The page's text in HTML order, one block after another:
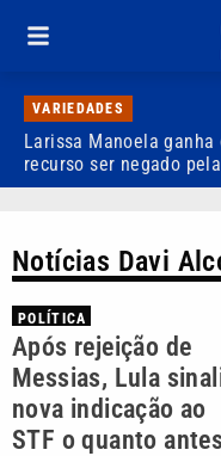
VARIEDADES
Larissa Manoela
recurso ser negado
Notícias Davi
POLÍTICA
Após rejeição de
Messias, Lula
nova indicação ao
STF o quanto antes